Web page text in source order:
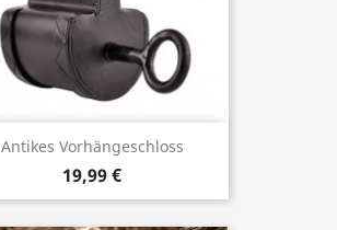
Antikes Vorhängeschloss
19,99 €